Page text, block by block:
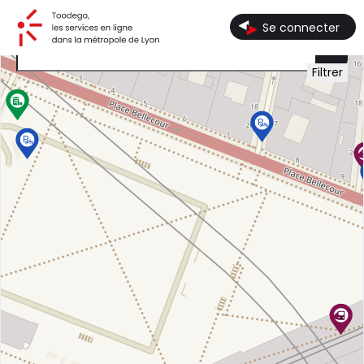
Se connecter
Filtrer